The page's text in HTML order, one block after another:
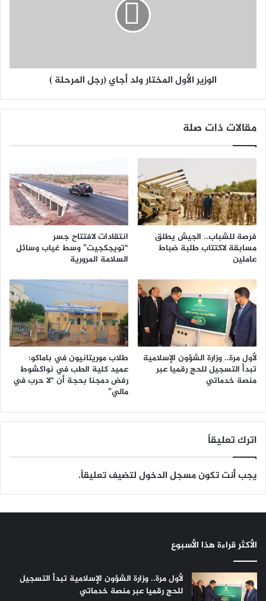
الوزير الأول المختار ولد أجاي (رجل المرحلة )
مقالات ذات صلة
فرصة للشباب.. الجيش يطلق
مسابقة لاكتتاب طلبة ضباط
عاملين
انتقادات لافتتاح جسر
“تويجكجيت” وسط غياب وسائل
السلامة المرورية
لأول مرة.. وزارة الشؤون الإسلامية
تبدأ التسجيل للحج رقميا عبر
منصة خدماتي
طلاب موريتانيون في باماكو:
عميد كلية الطب في نواكشوط
رفض دمجنا بحجة أن “لا حرب في
مالي”
اترك تعليقاً
يجب أنت تكونمسجل الدخوللتضيف تعليقاً.
الأكثر قراءة هذا الأسبوع
لأول مرة.. وزارة الشؤون الإسلامية تبدأ التسجيل
للحج رقميا عبر منصة خدماتي